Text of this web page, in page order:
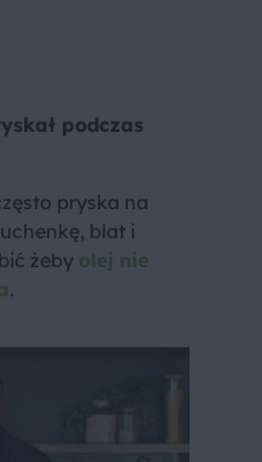
podczas
pryska na
blat i
żeby olej nie
.